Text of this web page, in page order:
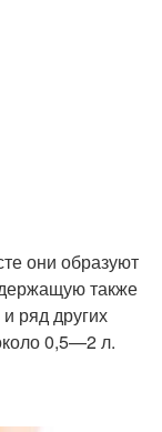
они образуют
также
ряд других
0,5—2 л.